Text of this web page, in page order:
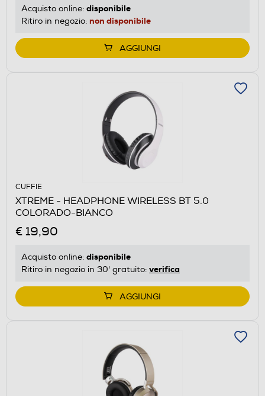
Acquisto online: disponibile
Ritiro in negozio: non disponibile
AGGIUNGI
CUFFIE
XTREME - HEADPHONE WIRELESS BT 5.0
COLORADO-BIANCO
€ 19,90
Acquisto online: disponibile
Ritiro in negozio in 30' gratuito: verifica
AGGIUNGI